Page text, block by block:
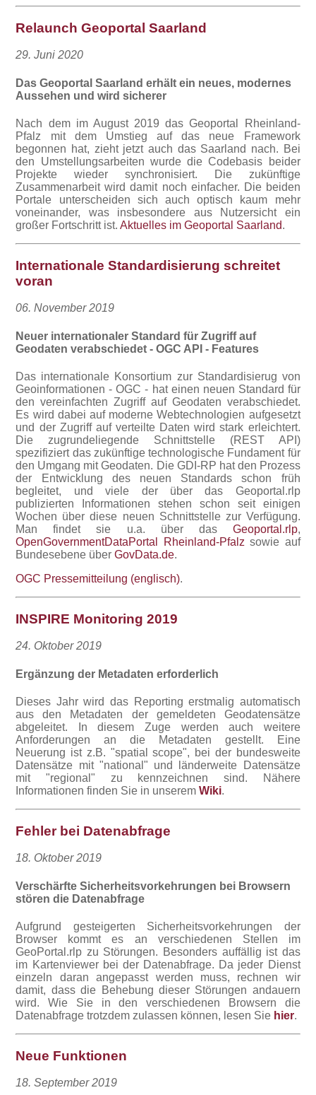
Relaunch Geoportal Saarland
29. Juni 2020
Das Geoportal Saarland erhält ein neues, modernes
Aussehen und wird sicherer
Nach dem im August 2019 das Geoportal Rheinland-
Pfalz mit dem Umstieg auf das neue Framework
begonnen hat, zieht jetzt auch das Saarland nach. Bei
den Umstellungsarbeiten wurde die Codebasis beider
Projekte wieder synchronisiert. Die zukünftige
Zusammenarbeit wird damit noch einfacher. Die beiden
Portale unterscheiden sich auch optisch kaum mehr
voneinander, was insbesondere aus Nutzersicht ein
großer Fortschritt ist.Aktuelles im Geoportal Saarland.
Internationale Standardisierung schreitet
voran
06. November 2019
Neuer internationaler Standard für Zugriff auf
Geodaten verabschiedet - OGC API - Features
Das internationale Konsortium zur Standardisierug von
Geoinformationen - OGC - hat einen neuen Standard für
den vereinfachten Zugriff auf Geodaten verabschiedet.
Es wird dabei auf moderne Webtechnologien aufgesetzt
und der Zugriff auf verteilte Daten wird stark erleichtert.
Die zugrundeliegende Schnittstelle (REST API)
spezifiziert das zukünftige technologische Fundament für
den Umgang mit Geodaten. Die GDI-RP hat den Prozess
der Entwicklung des neuen Standards schon früh
begleitet, und viele der über das Geoportal.rlp
publizierten Informationen stehen schon seit einigen
Wochen über diese neuen Schnittstelle zur Verfügung.
Man findet sie u.a. über das Geoportal.rlp,
OpenGovernmentDataPortal Rheinland-Pfalz sowie auf
Bundesebene überGovData.de.
OGC Pressemitteilung (englisch)
INSPIRE Monitoring 2019
24. Oktober 2019
Ergänzung der Metadaten erforderlich
Dieses Jahr wird das Reporting erstmalig automatisch
aus den Metadaten der gemeldeten Geodatensätze
abgeleitet. In diesem Zuge werden auch weitere
Anforderungen an die Metadaten gestellt. Eine
Neuerung ist z.B. "spatial scope", bei der bundesweite
Datensätze mit "national" und länderweite Datensätze
mit "regional" zu kennzeichnen sind. Nähere
Informationen finden Sie in unseremWiki.
Fehler bei Datenabfrage
18. Oktober 2019
Verschärfte Sicherheitsvorkehrungen bei Browsern
stören die Datenabfrage
Aufgrund gesteigerten Sicherheitsvorkehrungen der
Browser kommt es an verschiedenen Stellen im
GeoPortal.rlp zu Störungen. Besonders auffällig ist das
im Kartenviewer bei der Datenabfrage. Da jeder Dienst
einzeln daran angepasst werden muss, rechnen wir
damit, dass die Behebung dieser Störungen andauern
wird. Wie Sie in den verschiedenen Browsern die
Datenabfrage trotzdem zulassen können, lesen Sie hier.
Neue Funktionen
18. September 2019